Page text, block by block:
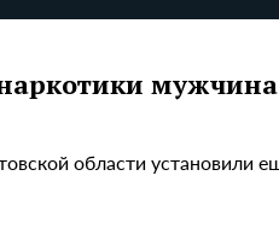
области установили